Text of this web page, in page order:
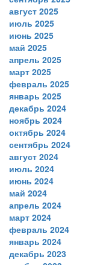
август 2025
июль 2025
июнь 2025
май 2025
апрель 2025
март 2025
февраль 2025
январь 2025
декабрь 2024
ноябрь 2024
октябрь 2024
сентябрь 2024
август 2024
июль 2024
июнь 2024
май 2024
апрель 2024
март 2024
февраль 2024
январь 2024
декабрь 2023